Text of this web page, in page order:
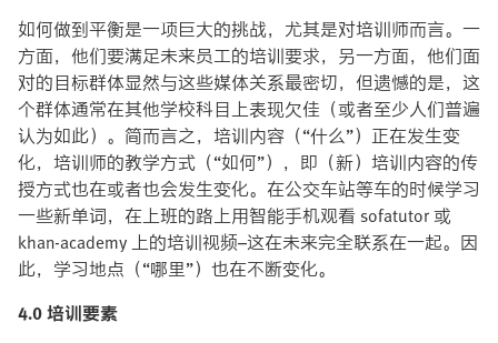
如何做到平衡是一项巨大的挑战，尤其是对培训师而言。一
方面，他们要满足未来员工的培训要求，另一方面，他们面
对的目标群体显然与这些媒体关系最密切，但遗憾的是，这
个群体通常在其他学校科目上表现欠佳（或者至少人们普遍
认为如此）。简而言之，培训内容（“什么”）正在发生变
化，培训师的教学方式（“如何”），即（新）培训内容的传
授方式也在或者也会发生变化。在公交车站等车的时候学习
一些新单词，在上班的路上用智能手机观看 sofatutor 或
khan-academy 上的培训视频–这在未来完全联系在一起。因
此，学习地点（“哪里”）也在不断变化。
4.0 培训要素